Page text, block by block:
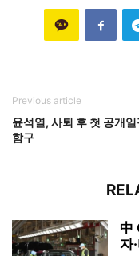
Previous article
윤석열, 사퇴 후 첫 공개일
함구
中
자